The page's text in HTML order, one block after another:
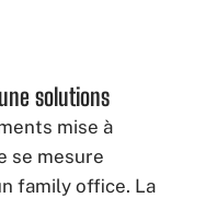
solutions
mise à
se mesure
family office. La